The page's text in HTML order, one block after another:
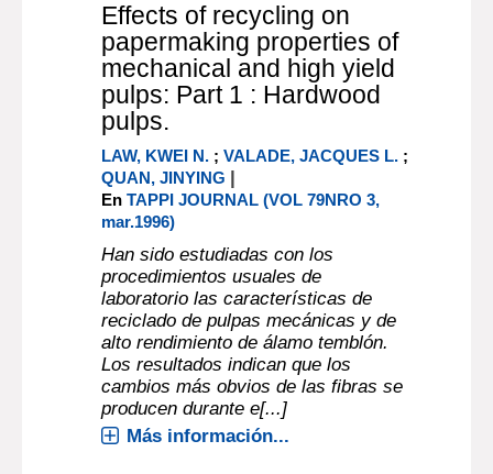
Effects of recycling on
papermaking properties of
mechanical and high yield
pulps: Part 1 : Hardwood
pulps.
LAW, KWEI N. ;VALADE, JACQUES L. ;
QUAN, JINYING |
EnTAPPI JOURNAL (VOL 79NRO 3,
mar.1996)
Han sido estudiadas con los
procedimientos usuales de
laboratorio las características de
reciclado de pulpas mecánicas y de
alto rendimiento de álamo temblón.
Los resultados indican que los
cambios más obvios de las fibras se
producen durante e[...]
Más información...